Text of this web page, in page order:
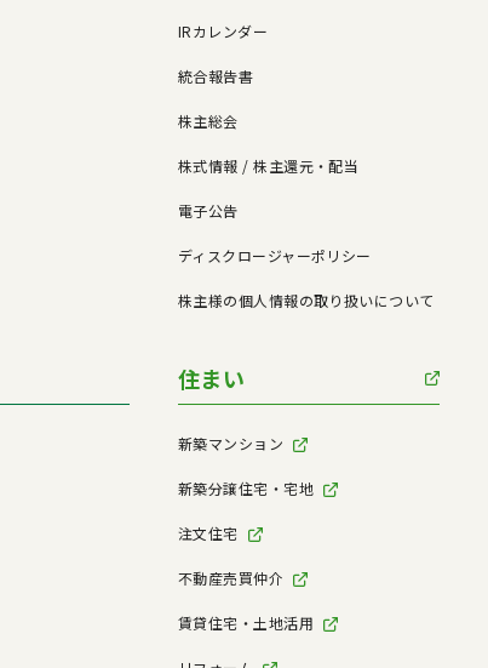
IRカレンダー
統合報告書
株主総会
株式情報 / 株主還元・配当
電子公告
ディスクロージャーポリシー
株主様の個人情報の取り扱いについて
住まい
新築マンション
新築分譲住宅・宅地
注文住宅
不動産売買仲介
賃貸住宅・土地活用